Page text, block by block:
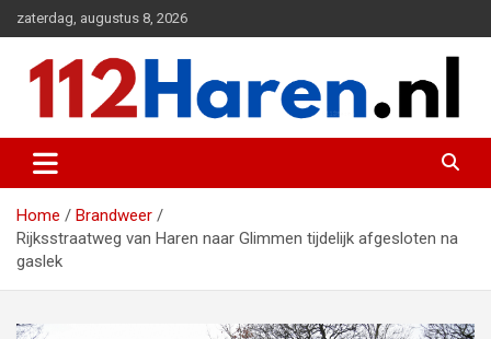
naar
inhoud
zaterdag, augustus 8, 2026
112 Haren.nl
Home
Brandweer
Rijksstraatweg van Haren naar Glimmen tijdelijk afgesloten na
gaslek